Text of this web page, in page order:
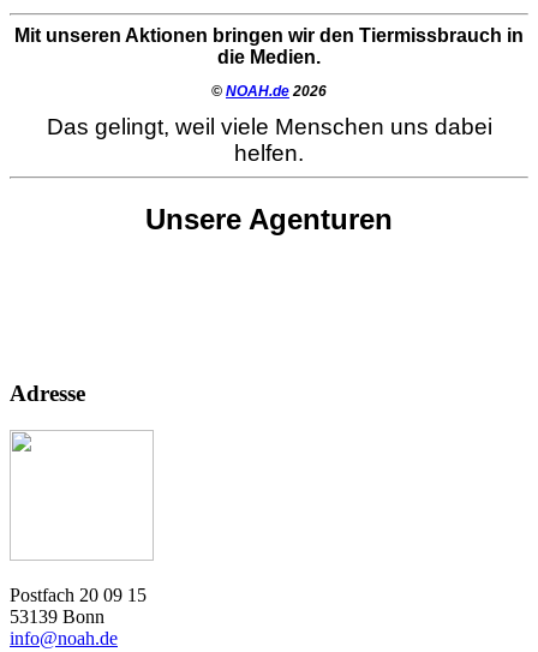
Mit unseren Aktionen bringen wir den Tiermissbrauch in
die Medien.
© NOAH.de 2026
Das gelingt, weil viele Menschen uns dabei
helfen.
Unsere Agenturen
Adresse
Postfach 20 09 15
53139 Bonn
info@noah.de